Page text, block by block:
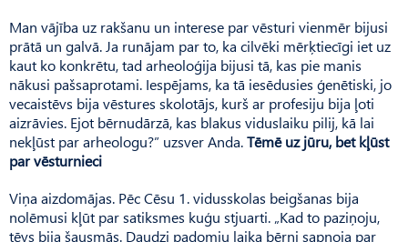
Man vājība uz rakšanu un interese par vēsturi vienmēr bijusi
prātā un galvā. Ja runājam par to, ka cilvēki mērķtiecīgi iet uz
kaut ko konkrētu, tad arheoloģija bijusi tā, kas pie manis
nākusi pašsaprotami. Iespējams, ka tā iesēdusies ģenētiski, jo
vecaistēvs bija vēstures skolotājs, kurš ar profesiju bija ļoti
aizrāvies. Ejot bērnudārzā, kas blakus viduslaiku pilij, kā lai
nekļūst par arheologu?” uzsver Anda.Tēmē uz jūru, bet kļūst
par vēsturnieci
Viņa aizdomājas. Pēc Cēsu 1. vidusskolas beigšanas bija
nolēmusi kļūt par satiksmes kuģu stjuarti. „Kad to paziņoju,
tēvs bija šausmās. Daudzi padomju laika bērni sapņoja par